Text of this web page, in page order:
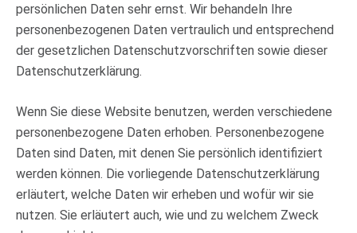
persönlichen Daten sehr ernst. Wir behandeln Ihre
personenbezogenen Daten vertraulich und entsprechend
der gesetzlichen Datenschutzvorschriften sowie dieser
Datenschutzerklärung.
Wenn Sie diese Website benutzen, werden verschiedene
personenbezogene Daten erhoben. Personenbezogene
Daten sind Daten, mit denen Sie persönlich identifiziert
werden können. Die vorliegende Datenschutzerklärung
erläutert, welche Daten wir erheben und wofür wir sie
nutzen. Sie erläutert auch, wie und zu welchem Zweck